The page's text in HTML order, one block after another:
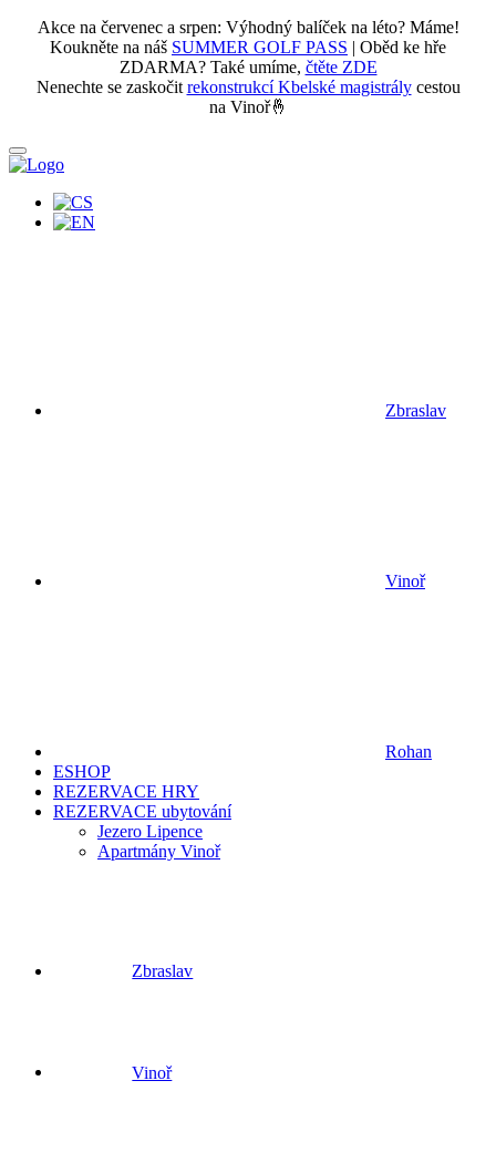
Akce na červenec a srpen: Výhodný balíček na léto? Máme!
Koukněte na náš SUMMER GOLF PASS | Oběd ke hře
ZDARMA? Také umíme, čtěte ZDE
Nenechte se zaskočit rekonstrukcí Kbelské magistrálycestou
na Vinoř🤞
Zbraslav
Vinoř
Rohan
ESHOP
REZERVACE HRY
REZERVACE ubytování
Jezero Lipence
Apartmány Vinoř
Zbraslav
Vinoř